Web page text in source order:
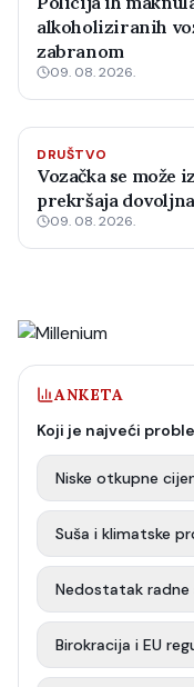
alkoholiziranih
zabranom
09. 08. 2026.
DRUŠTVO
Vozačka se može
prekršaja
09. 08. 2026.
ANKETA
Koji je najveći
Niske otkupne
Suša i klimatske
Nedostatak radne
Birokracija i EU